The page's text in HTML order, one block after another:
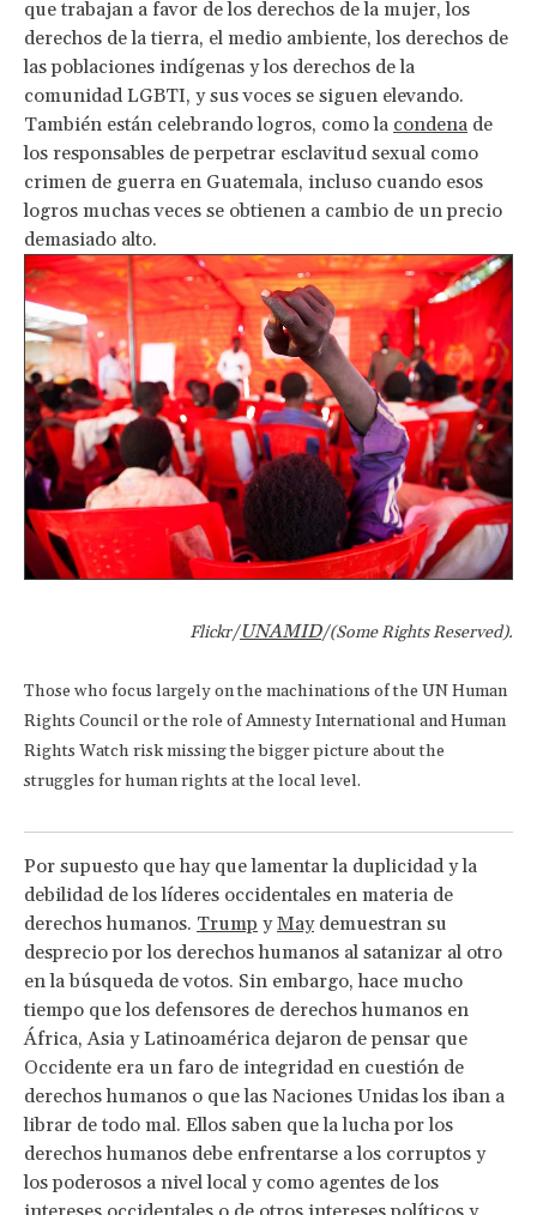
que trabajan a favor de los derechos de la mujer, los
derechos de la tierra, el medio ambiente, los derechos de
las poblaciones indígenas y los derechos de la
comunidad LGBTI, y sus voces se siguen elevando.
También están celebrando logros, como la condena de
los responsables de perpetrar esclavitud sexual como
crimen de guerra en Guatemala, incluso cuando esos
logros muchas veces se obtienen a cambio de un precio
demasiado alto.
Flickr/UNAMID/(Some Rights Reserved).
Those who focus largely on the machinations of the UN Human
Rights Council or the role of Amnesty International and Human
Rights Watch risk missing the bigger picture about the
struggles for human rights at the local level.
Por supuesto que hay que lamentar la duplicidad y la
debilidad de los líderes occidentales en materia de
derechos humanos. Trump yMaydemuestran su
desprecio por los derechos humanos al satanizar al otro
en la búsqueda de votos. Sin embargo, hace mucho
tiempo que los defensores de derechos humanos en
África, Asia y Latinoamérica dejaron de pensar que
Occidente era un faro de integridad en cuestión de
derechos humanos o que las Naciones Unidas los iban a
librar de todo mal. Ellos saben que la lucha por los
derechos humanos debe enfrentarse a los corruptos y
los poderosos a nivel local y como agentes de los